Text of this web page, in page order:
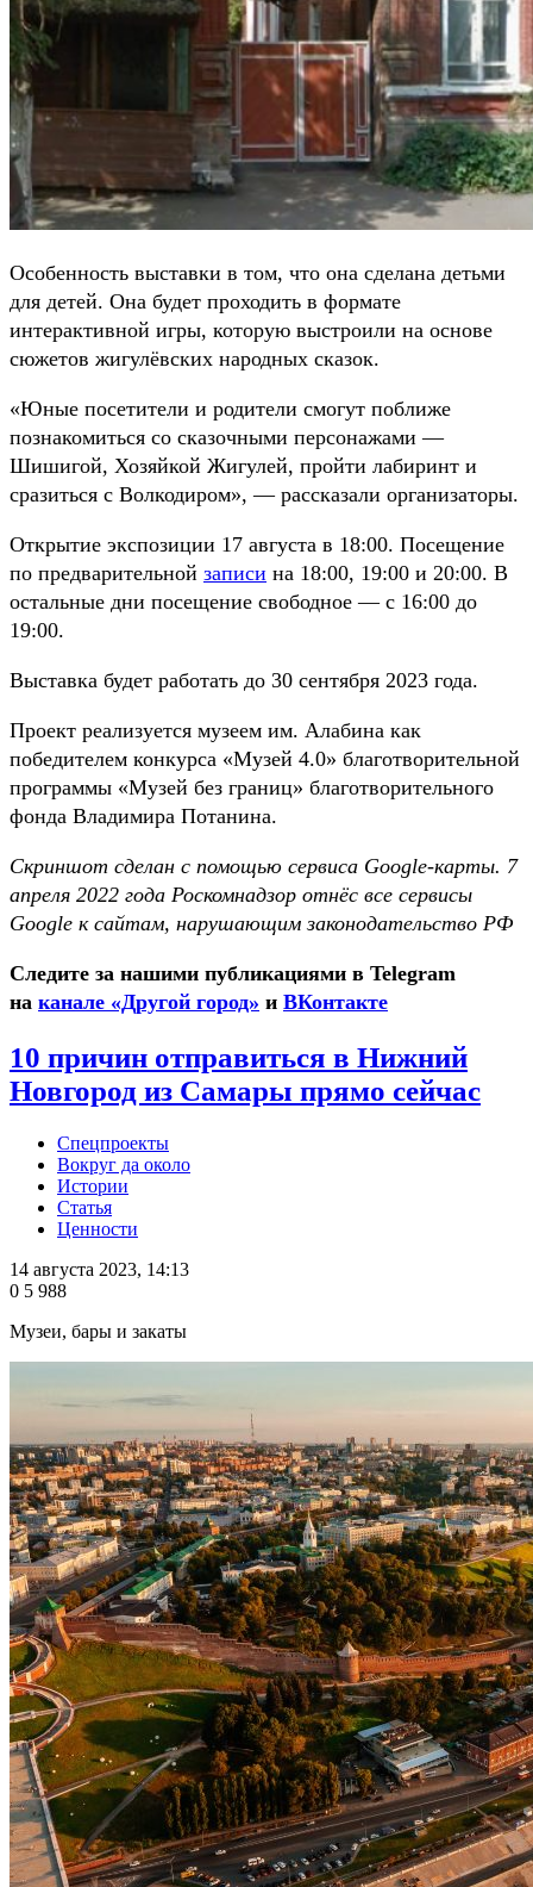
Особенность выставки в том, что она сделана детьми
для детей. Она будет проходить в формате
интерактивной игры, которую выстроили на основе
сюжетов жигулёвских народных сказок.
«Юные посетители и родители смогут поближе
познакомиться со сказочными персонажами —
Шишигой, Хозяйкой Жигулей, пройти лабиринт и
сразиться с Волкодиром», — рассказали организаторы.
Открытие экспозиции 17 августа в 18:00. Посещение
по предварительной записи на 18:00, 19:00 и 20:00. В
остальные дни посещение свободное — с 16:00 до
19:00.
Выставка будет работать до 30 сентября 2023 года.
Проект реализуется музеем им. Алабина как
победителем конкурса «Музей 4.0» благотворительной
программы «Музей без границ» благотворительного
фонда Владимира Потанина.
Скриншот сделан с помощью сервиса Google-карты. 7
апреля 2022 года Роскомнадзор отнёс все сервисы
Google к сайтам, нарушающим законодательство РФ
Следите за нашими публикациями в Telegram
на канале «Другой город» и ВКонтакте
10 причин отправиться в Нижний
Новгород из Самары прямо сейчас
Спецпроекты
Вокруг да около
Истории
Статья
Ценности
14 августа 2023, 14:13
0 5 988
Музеи, бары и закаты